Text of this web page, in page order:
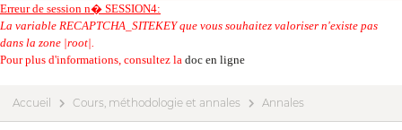
Erreur de session n� SESSION4:
La variable RECAPTCHA_SITEKEY que vous souhaitez valoriser n'existe pas
dans la zone |root|.
Pour plus d'informations, consultez la doc en ligne
Accueil Cours, méthodologie et annales Annales